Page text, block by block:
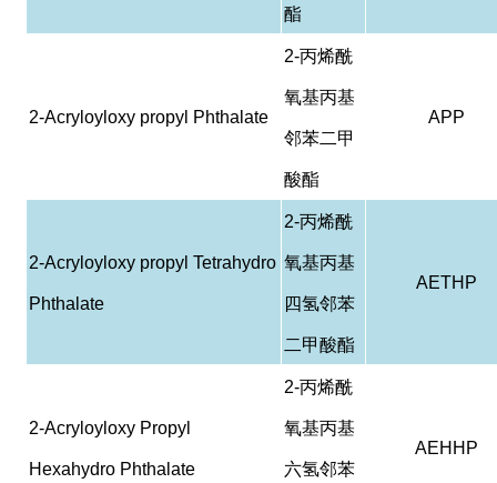
酯
2-Acryloyloxy propyl Phthalate
2-丙烯酰
氧基丙基
邻苯二甲
酸酯
APP
2-Acryloyloxy propyl Tetrahydro
Phthalate
2-丙烯酰
氧基丙基
四氢邻苯
二甲酸酯
AETHP
2-Acryloyloxy Propyl
Hexahydro Phthalate
2-丙烯酰
氧基丙基
六氢邻苯
AEHHP